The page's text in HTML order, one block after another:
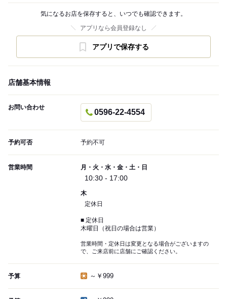
気になるお店を保存すると、いつでも確認できます。
アプリなら会員登録なし
アプリで保存する
店舗基本情報
お問い合わせ
0596-22-4554
予約可否 予約不可
営業時間 月・火・水・金・土・日
10:30 - 17:00
木
定休日
■ 定休日
木曜日（祝日の場合は営業）
営業時間・定休日は変更となる場合がございますの
で、ご来店前に店舗にご確認ください。
予算 ～￥999